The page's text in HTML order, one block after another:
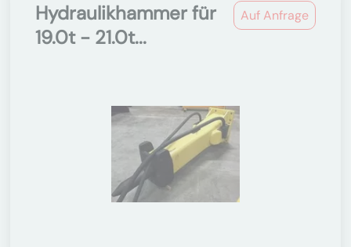
Auf Anfrage
Hydraulikhammer für
19.0t - 21.0t...